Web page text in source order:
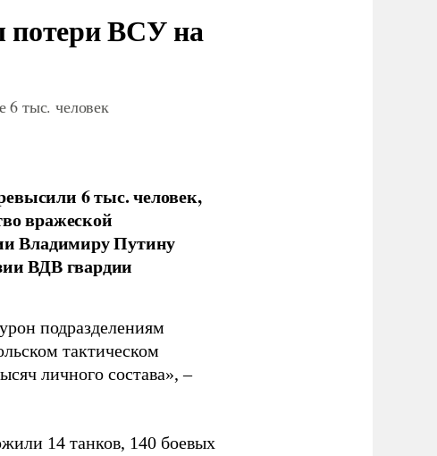
потери ВСУ на
6 тыс. человек
6 тыс. человек,
вражеской
Владимиру Путину
ВДВ гвардии
подразделениям
тактическом
личного состава», –
14 танков, 140 боевых